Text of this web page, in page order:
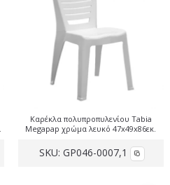
SKU: GP046-0007,1
Καρέκλα πολυπροπυλενίου Tabia
Megapap χρώμα λευκό 47x49x86εκ.